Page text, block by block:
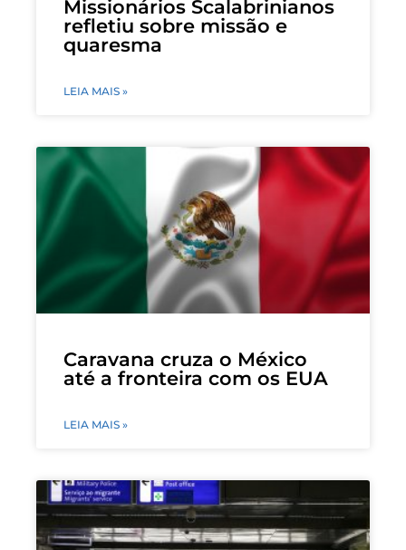
Missionários Scalabrinianos
refletiu sobre missão e
quaresma
LEIA MAIS »
Caravana cruza o México
até a fronteira com os EUA
LEIA MAIS »